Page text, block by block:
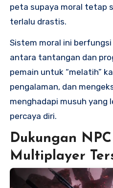
peta supaya moral tetap
terlalu drastis.
Sistem moral ini
antara tantangan dan
pemain untuk “melatih”
pengalaman, dan
menghadapi musuh yang
percaya diri.
Dukungan
Multiplayer